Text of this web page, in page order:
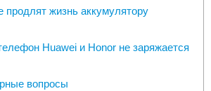
продлят жизнь аккумулятору
Huawei и Honor не заряжается
вопросы